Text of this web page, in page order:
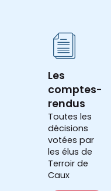
Les
comptes-
rendus
Toutes les
décisions
votées par
les élus de
Terroir de
Caux